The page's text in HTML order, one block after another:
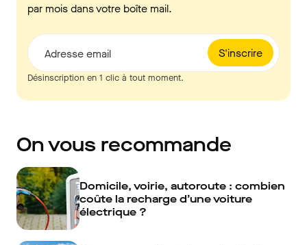
par mois dans votre boîte mail.
S'inscrire
Adresse email
Désinscription en 1 clic à tout moment.
On vous recommande
Domicile, voirie, autoroute : combien
coûte la recharge d’une voiture
électrique ?